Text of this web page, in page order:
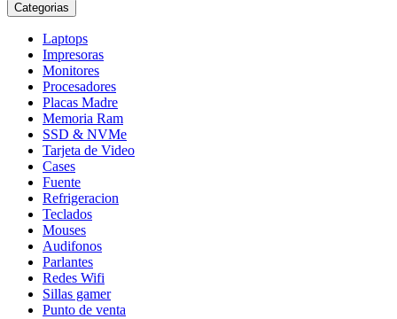
Categorias
Laptops
Impresoras
Monitores
Procesadores
Placas Madre
Memoria Ram
SSD & NVMe
Tarjeta de Video
Cases
Fuente
Refrigeracion
Teclados
Mouses
Audifonos
Parlantes
Redes Wifi
Sillas gamer
Punto de venta